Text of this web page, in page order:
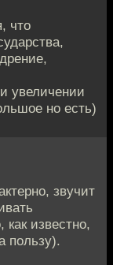
что
увеличении
но есть)
звучит
известно,
пользу).